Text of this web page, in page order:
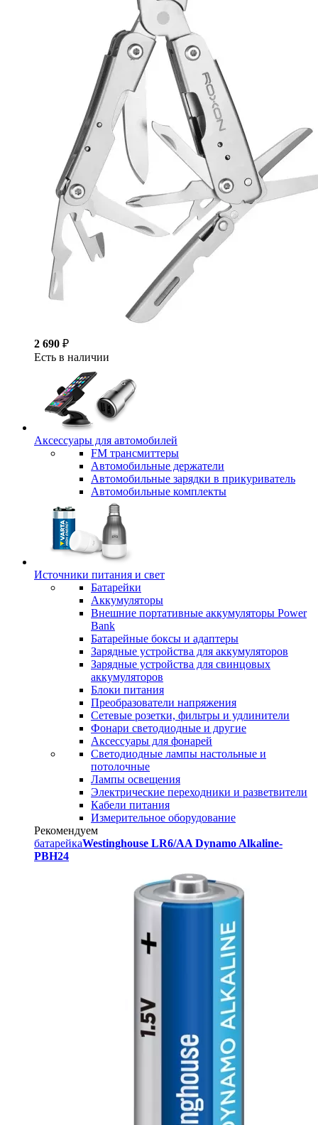
2 690 ₽
Есть в наличии
Аксессуары для автомобилей
FM трансмиттеры
Автомобильные держатели
Автомобильные зарядки в прикуриватель
Автомобильные комплекты
Источники питания и свет
Батарейки
Аккумуляторы
Внешние портативные аккумуляторы Power
Bank
Батарейные боксы и адаптеры
Зарядные устройства для аккумуляторов
Зарядные устройства для свинцовых
аккумуляторов
Блоки питания
Преобразователи напряжения
Сетевые розетки, фильтры и удлинители
Фонари светодиодные и другие
Аксессуары для фонарей
Светодиодные лампы настольные и
потолочные
Лампы освещения
Электрические переходники и разветвители
Кабели питания
Измерительное оборудование
Рекомендуем
батарейкаWestinghouse LR6/AA Dynamo Alkaline-
PBH24